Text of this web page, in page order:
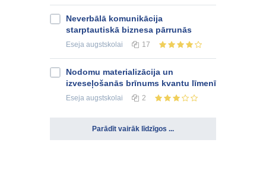
Neverbālā komunikācija
starptautiskā biznesa pārrunās
Eseja augstskolai 17
Nodomu materializācija un
izveseļošanās brīnums kvantu līmenī
Eseja augstskolai 2
Parādīt vairāk līdzīgos ...